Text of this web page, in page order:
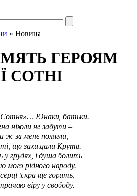
» Новина
ГЕРОЯМ
СОТНІ
Сотня»… Юнаки, батьки.
ніколи не забути –
ж за мене полягли,
ті, що захищали Крути.
грудях, і душа болить
мого рідного народу.
іскра ще горить,
віру у свободу.